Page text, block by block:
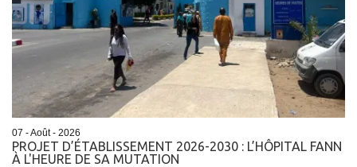
07 - Août - 2026
PROJET D’ÉTABLISSEMENT 2026-2030 : L’HÔPITAL FANN
À L'HEURE DE SA MUTATION